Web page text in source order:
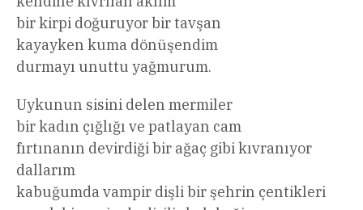
bir kirpi doğuruyor bir tavşan
kayayken kuma dönüşendim
durmayı unuttu yağmurum.
Uykunun sisini delen mermiler
bir kadın çığlığı ve patlayan cam
fırtınanın devirdiği bir ağaç gibi kıvranıyor
dallarım
kabuğumda vampir dişli bir şehrin çentikleri